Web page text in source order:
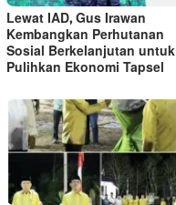
Lewat IAD, Gus Irawan
Kembangkan Perhutanan
Sosial Berkelanjutan untuk
Pulihkan Ekonomi Tapsel